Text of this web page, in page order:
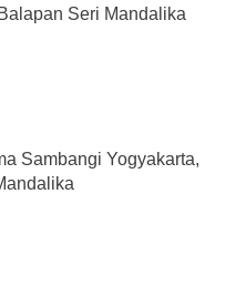
Seri Mandalika
Sambangi Yogyakarta,